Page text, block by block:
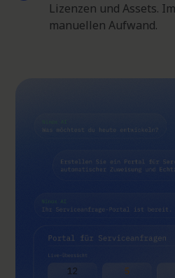
Lizenzen und Assets.
manuellen Aufwand.